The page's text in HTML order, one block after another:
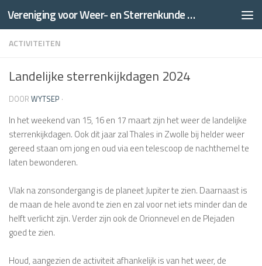
Doorgaan naar inhoud Vereniging voor Weer- en Sterrenkunde Thales
ACTIVITEITEN
Landelijke sterrenkijkdagen 2024
DOOR WYTSEP ·
In het weekend van 15, 16 en 17 maart zijn het weer de landelijke
sterrenkijkdagen. Ook dit jaar zal Thales in Zwolle bij helder weer
gereed staan om jong en oud via een telescoop de nachthemel te
laten bewonderen.
Vlak na zonsondergang is de planeet Jupiter te zien. Daarnaast is
de maan de hele avond te zien en zal voor net iets minder dan de
helft verlicht zijn. Verder zijn ook de Orionnevel en de Plejaden
goed te zien.
Houd, aangezien de activiteit afhankelijk is van het weer, de